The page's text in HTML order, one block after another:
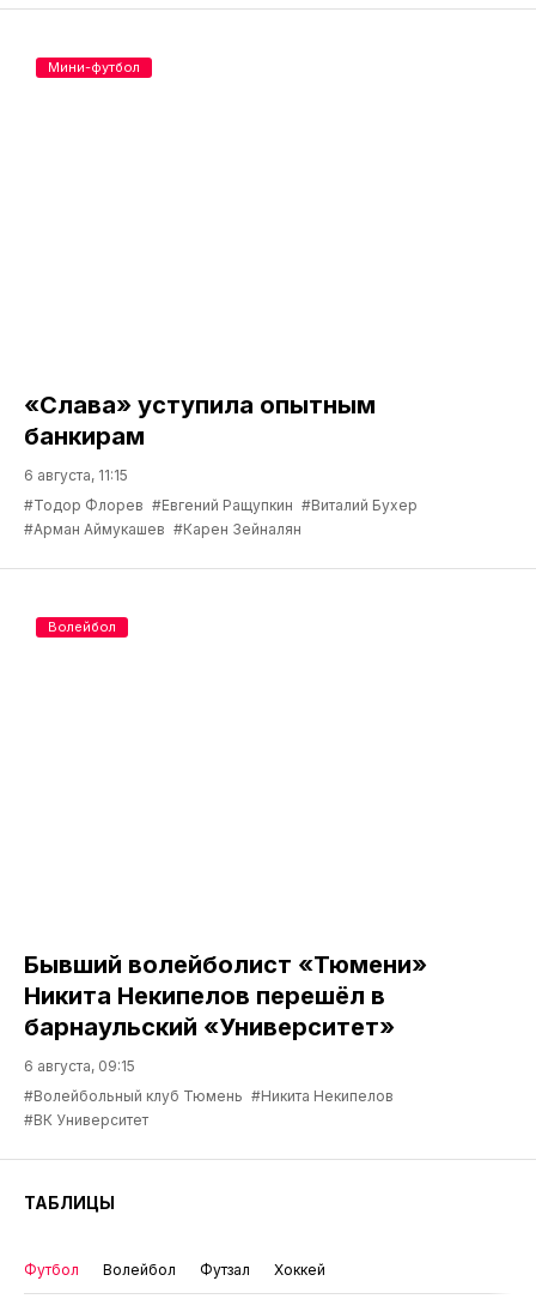
«Слава» уступила опытным
банкирам
6 августа, 11:15
#Тодор Флорев #Евгений Ращупкин #Виталий Бухер
#Арман Аймукашев #Карен Зейналян
Мини-футбол
Бывший волейболист «Тюмени»
Никита Некипелов перешёл в
барнаульский «Университет»
6 августа, 09:15
#Волейбольный клуб Тюмень #Никита Некипелов
#ВК Университет
Волейбол
ТАБЛИЦЫ
Футбол Волейбол Футзал Хоккей